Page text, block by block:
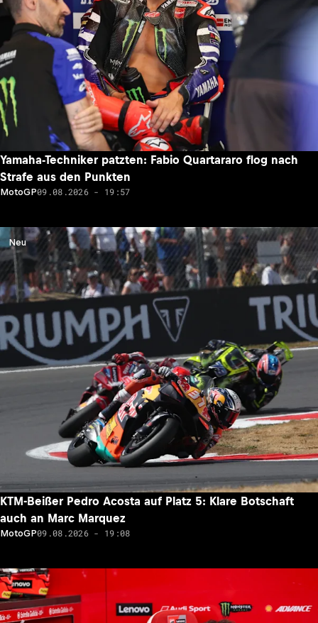
Yamaha-Techniker patzten: Fabio Quartararo flog nach
Strafe aus den Punkten
MotoGP09.08.2026 - 19:57
Neu
KTM-Beißer Pedro Acosta auf Platz 5: Klare Botschaft
auch an Marc Marquez
MotoGP09.08.2026 - 19:08